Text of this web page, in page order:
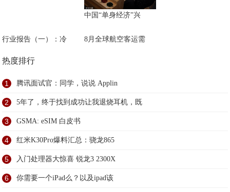
中国“单身经济”兴
行业报告（一）：冷 8月全球航空客运需
热度排行
1 腾讯面试官：同学，说说 Applin
2 5年了，终于找到成功让我退烧耳机，既
3 GSMA: eSIM 白皮书
4 红米K30Pro爆料汇总：骁龙865
5 入门处理器大惊喜 锐龙3 2300X
6 你需要一个iPad么？以及ipad该